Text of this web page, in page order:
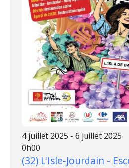
4 juillet 2025 - 6 juillet 2025
0h00
(32) L'Isle-Jourdain -